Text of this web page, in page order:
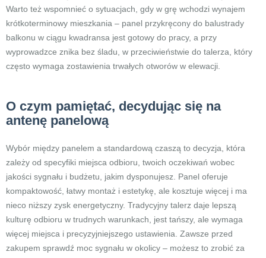
Warto też wspomnieć o sytuacjach, gdy w grę wchodzi wynajem
krótkoterminowy mieszkania – panel przykręcony do balustrady
balkonu w ciągu kwadransa jest gotowy do pracy, a przy
wyprowadzce znika bez śladu, w przeciwieństwie do talerza, który
często wymaga zostawienia trwałych otworów w elewacji.
O czym pamiętać, decydując się na
antenę panelową
Wybór między panelem a standardową czaszą to decyzja, która
zależy od specyfiki miejsca odbioru, twoich oczekiwań wobec
jakości sygnału i budżetu, jakim dysponujesz. Panel oferuje
kompaktowość, łatwy montaż i estetykę, ale kosztuje więcej i ma
nieco niższy zysk energetyczny. Tradycyjny talerz daje lepszą
kulturę odbioru w trudnych warunkach, jest tańszy, ale wymaga
więcej miejsca i precyzyjniejszego ustawienia. Zawsze przed
zakupem sprawdź moc sygnału w okolicy – możesz to zrobić za